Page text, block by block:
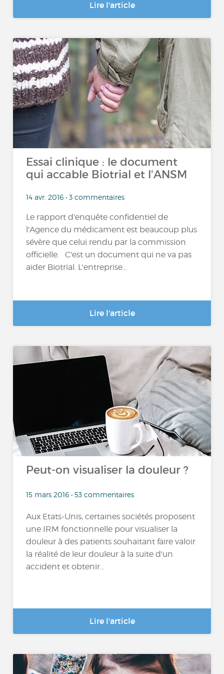
Lire l'article
Essai clinique : le document
qui accable Biotrial et l'ANSM
14 avr. 2016 • 3 commentaires
Le rapport d'enquête confidentiel de
l'Agence du médicament est beaucoup plus
sévère que celui rendu par la commission
officielle. C'est un document qui ne va pas
aider Biotrial. L'entreprise...
Lire l'article
Peut-on visualiser la douleur ?
15 mars 2016 • 53 commentaires
Aux Etats-Unis, certaines sociétés proposent
une IRM fonctionnelle pour visualiser la
douleur à des patients souhaitant faire valoir
la réalité de leur douleur à la suite d'un
accident et obtenir...
Lire l'article